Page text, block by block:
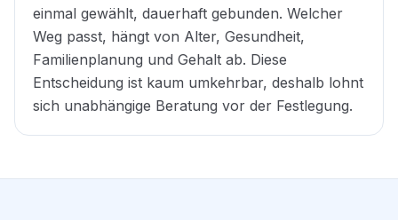
einmal gewählt, dauerhaft gebunden. Welcher
Weg passt, hängt von Alter, Gesundheit,
Familienplanung und Gehalt ab. Diese
Entscheidung ist kaum umkehrbar, deshalb lohnt
sich unabhängige Beratung vor der Festlegung.